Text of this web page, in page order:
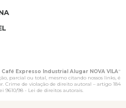
Expresso Industrial Alugar NOVA VILA"
parcial ou total, mesmo citando nossos links, é
Crime de violação de direito autoral – artigo 184
9610/98 - Lei de direitos autorais